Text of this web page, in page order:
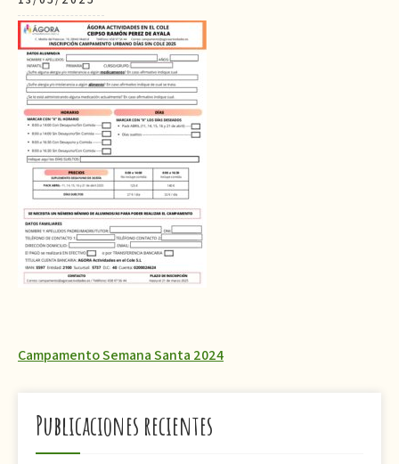
Navegación
entradas
Campamento Semana Santa 2024
Publicaciones recientes